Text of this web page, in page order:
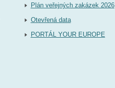
Plán veřejných zakázek 2026
Otevřená data
PORTÁL YOUR EUROPE